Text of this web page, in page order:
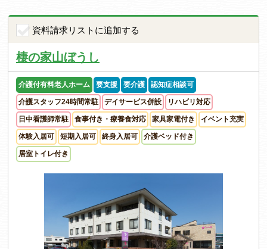
資料請求リストに追加する
棲の家山ぼうし
介護付有料老人ホーム 要支援 要介護 認知症相談可
介護スタッフ24時間常駐 デイサービス併設 リハビリ対応
日中看護師常駐 食事付き・療養食対応 家具家電付き イベント充実
体験入居可 短期入居可 終身入居可 介護ベッド付き
居室トイレ付き